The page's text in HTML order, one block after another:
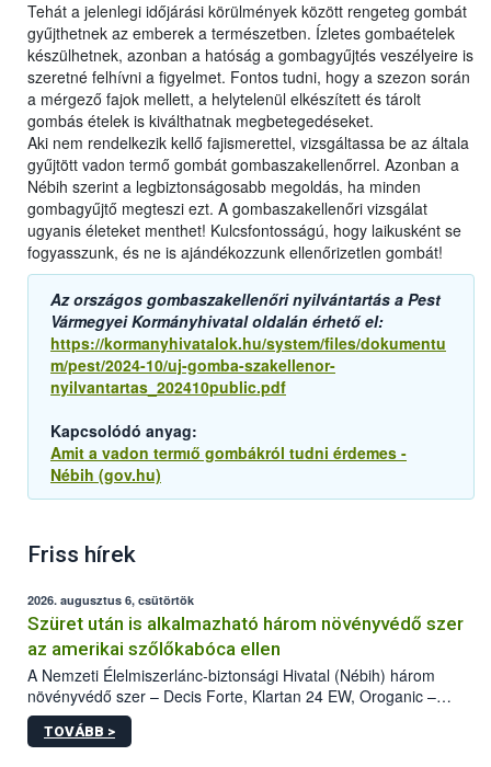
Tehát a jelenlegi időjárási körülmények között rengeteg gombát
gyűjthetnek az emberek a természetben. Ízletes gombaételek
készülhetnek, azonban a hatóság a gombagyűjtés veszélyeire is
szeretné felhívni a figyelmet. Fontos tudni, hogy a szezon során
a mérgező fajok mellett, a helytelenül elkészített és tárolt
gombás ételek is kiválthatnak megbetegedéseket.
Aki nem rendelkezik kellő fajismerettel, vizsgáltassa be az általa
gyűjtött vadon termő gombát gombaszakellenőrrel. Azonban a
Nébih szerint a legbiztonságosabb megoldás, ha minden
gombagyűjtő megteszi ezt. A gombaszakellenőri vizsgálat
ugyanis életeket menthet! Kulcsfontosságú, hogy laikusként se
fogyasszunk, és ne is ajándékozzunk ellenőrizetlen gombát!
Az országos gombaszakellenőri nyilvántartás a Pest
Vármegyei Kormányhivatal oldalán érhető el:
https://kormanyhivatalok.hu/system/files/dokumentu
m/pest/2024-10/uj-gomba-szakellenor-
nyilvantartas_202410public.pdf
Kapcsolódó anyag:
Amit a vadon termıő gombákról tudni érdemes -
Nébih (gov.hu)
Friss hírek
2026. augusztus 6, csütörtök
Szüret után is alkalmazható három növényvédő szer
az amerikai szőlőkabóca ellen
A Nemzeti Élelmiszerlánc-biztonsági Hivatal (Nébih) három
növényvédő szer – Decis Forte, Klartan 24 EW, Oroganic –
engedélyokiratát módosította, így azok a szüretet követően,
egészen a vesszőérettség (BBCH 91) stádiumáig
TOVÁBB >